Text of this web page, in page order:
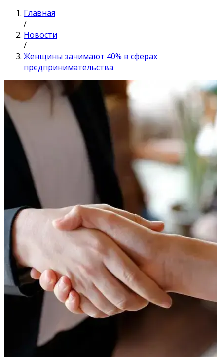
Главная
/
Новости
/
Женщины занимают 40% в сферах
предпринимательства